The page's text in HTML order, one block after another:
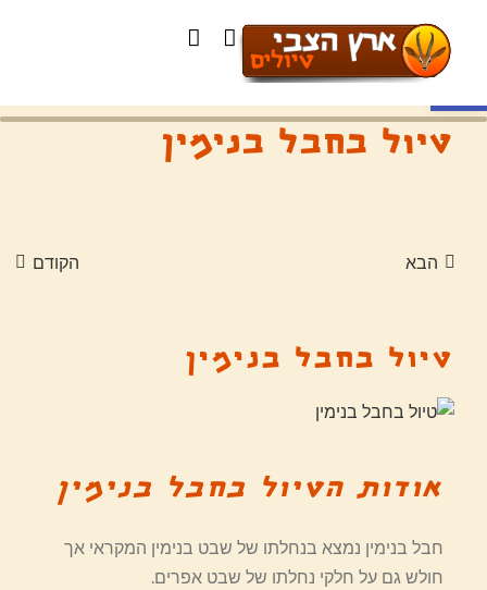
פתח סרגל נגישות
טיול בחבל בנימין
הקודם הבא
טיול בחבל בנימין
אודות הטיול בחבל בנימין
חבל בנימין נמצא בנחלתו של שבט בנימין המקראי אך
חולש גם על חלקי נחלתו של שבט אפרים.